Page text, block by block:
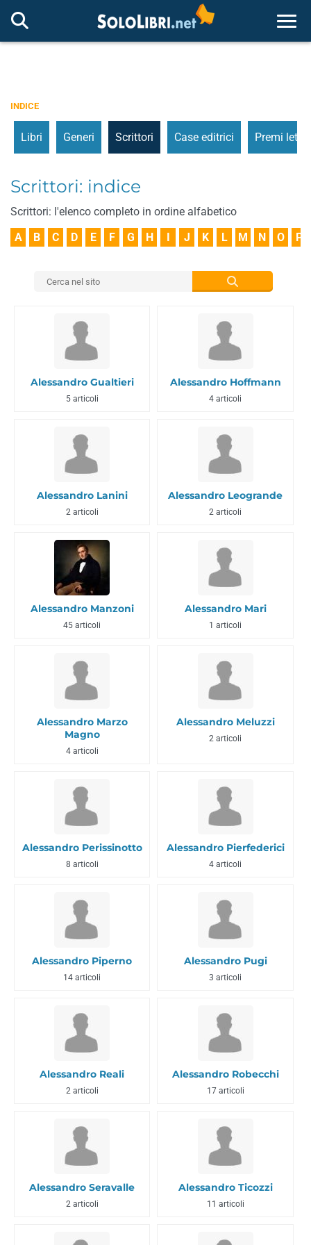
INDICE
Libri Generi Scrittori Case editrici Premi
Scrittori: indice
Scrittori: l'elenco completo in ordine alfabetico
A
B C D E F G H I J K L M N O P
Alessandro Gualtieri
5 articoli
Alessandro Hoffmann
4 articoli
Alessandro Lanini
2 articoli
Alessandro Leogrande
2 articoli
Alessandro Manzoni
45 articoli
Alessandro Mari
1 articoli
Alessandro Marzo
Magno
4 articoli
Alessandro Meluzzi
2 articoli
Alessandro Perissinotto
8 articoli
Alessandro Pierfederici
4 articoli
Alessandro Piperno
14 articoli
Alessandro Pugi
3 articoli
Alessandro Reali
2 articoli
Alessandro Robecchi
17 articoli
Alessandro Seravalle
2 articoli
Alessandro Ticozzi
11 articoli